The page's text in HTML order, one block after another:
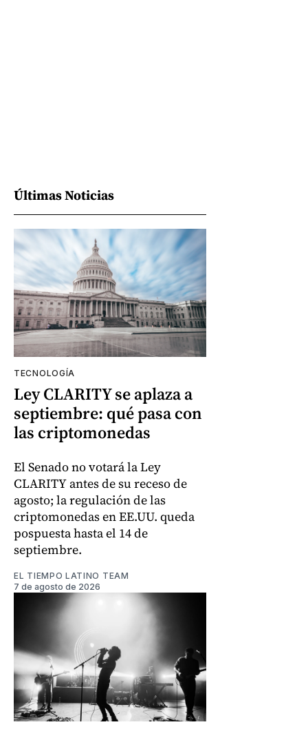
Últimas Noticias
TECNOLOGÍA
Ley CLARITY se aplaza a
septiembre: qué pasa con
las criptomonedas
El Senado no votará la Ley
CLARITY antes de su receso de
agosto; la regulación de las
criptomonedas en EE.UU. queda
pospuesta hasta el 14 de
septiembre.
EL TIEMPO LATINO TEAM
7 de agosto de 2026